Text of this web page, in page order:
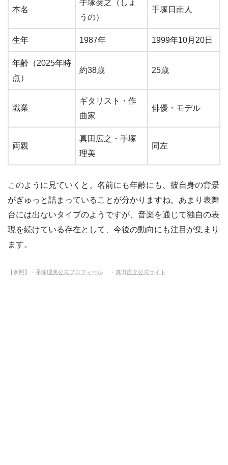
本名
手塚奨之（しょ
うの）
手塚日南人
生年 1987年 1999年10月20日
年齢（2025年時
点）
約38歳 25歳
職業
ギタリスト・作
曲家
俳優・モデル
両親
真田広之・手塚
理美
同左
このように見ていくと、名前にも年齢にも、彼自身の背景
がぎゅっと詰まっていることが分かりますね。あまり表舞
台には出ないタイプのようですが、音楽を通じて独自の表
現を続けている存在として、今後の動向にも注目が集まり
ます。
【参照】・ 手塚理美公式プロフィール ・ 真田広之公式サイト